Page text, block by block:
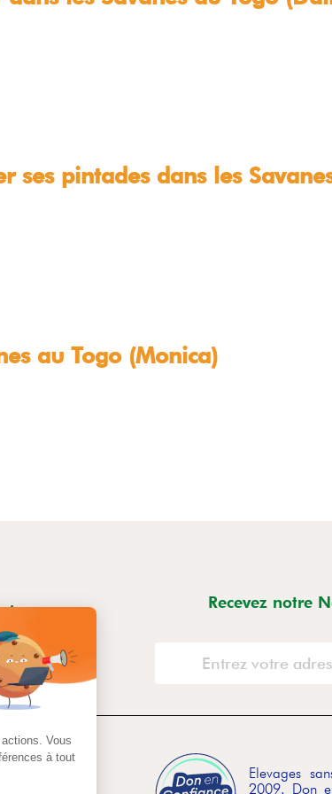
ses pintades dans les
au Togo (Monica)
Recevez notre
Elevages
2009. Don